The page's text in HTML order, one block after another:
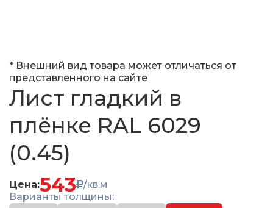
* Внешний вид товара может отличаться от
представленного на сайте
Лист гладкий в
плёнке RAL 6029
(0.45)
Цена:543
/кв.м
Варианты толщины: